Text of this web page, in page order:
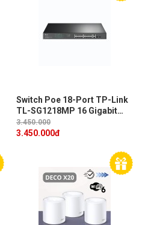
Switch Poe 18-Port TP-Link
TL-SG1218MP 16 Gigabit
PoE+ Ports, 2× Gigabit
3.450.000
3.450.000đ